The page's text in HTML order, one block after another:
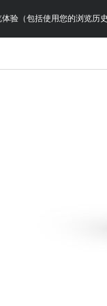
验（包括使用您的浏览历